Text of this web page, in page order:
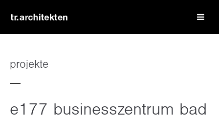
passwort
projekte
e177 businesszentrum bad